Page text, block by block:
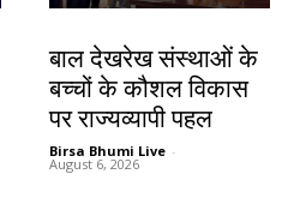
बाल देखरेख संस्थाओं के
बच्चों के कौशल विकास
पर राज्यव्यापी पहल
Birsa Bhumi Live -
August 6, 2026